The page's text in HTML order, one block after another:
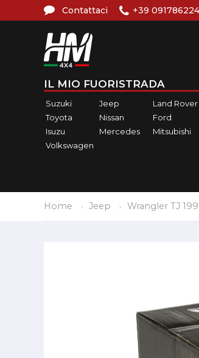
Contattaci +39
IL MIO FUORISTRADA
Suzuki Jeep
Land Rover
Toyota
Nissan
Ford
Isuzu
Mercedes
Mitsubishi
Volkswagen
Home Jeep Wrangler TJ